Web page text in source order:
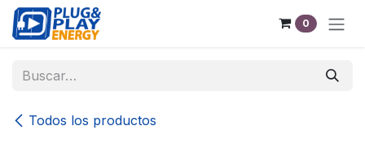
Ir al contenido
0
Todos los productos